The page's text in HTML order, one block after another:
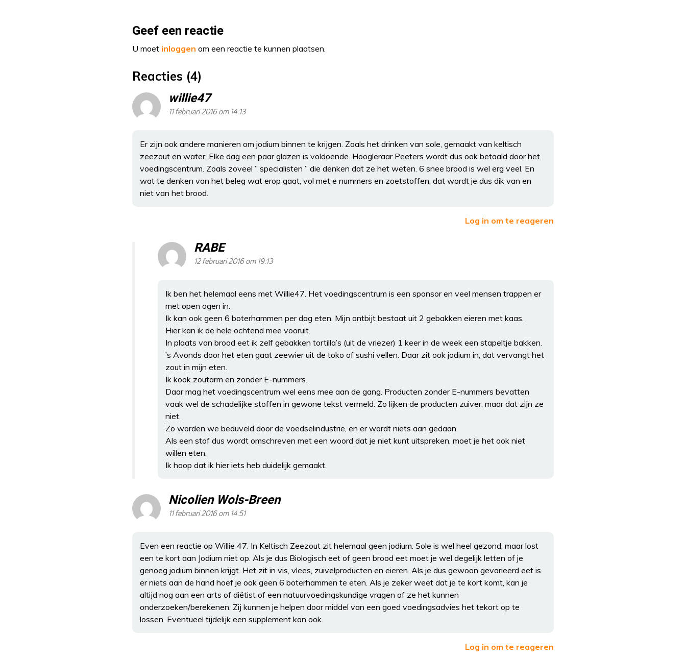
Geef een reactie
U moet inloggen om een reactie te kunnen plaatsen.
Reacties (4)
willie47
11 februari 2016 om 14:13
Er zijn ook andere manieren om jodium binnen te krijgen. Zoals het drinken van sole, gemaakt van keltisch
zeezout en water. Elke dag een paar glazen is voldoende. Hoogleraar Peeters wordt dus ook betaald door het
voedingscentrum. Zoals zoveel ” specialisten ” die denken dat ze het weten. 6 snee brood is wel erg veel. En
wat te denken van het beleg wat erop gaat, vol met e nummers en zoetstoffen, dat wordt je dus dik van en
niet van het brood.
Log in om te reageren
RABE
12 februari 2016 om 19:13
Ik ben het helemaal eens met Willie47. Het voedingscentrum is een sponsor en veel mensen trappen er
met open ogen in.
Ik kan ook geen 6 boterhammen per dag eten. Mijn ontbijt bestaat uit 2 gebakken eieren met kaas.
Hier kan ik de hele ochtend mee vooruit.
In plaats van brood eet ik zelf gebakken tortilla’s (uit de vriezer) 1 keer in de week een stapeltje bakken.
’s Avonds door het eten gaat zeewier uit de toko of sushi vellen. Daar zit ook jodium in, dat vervangt het
zout in mijn eten.
Ik kook zoutarm en zonder E-nummers.
Daar mag het voedingscentrum wel eens mee aan de gang. Producten zonder E-nummers bevatten
vaak wel de schadelijke stoffen in gewone tekst vermeld. Zo lijken de producten zuiver, maar dat zijn ze
niet.
Zo worden we beduveld door de voedselindustrie, en er wordt niets aan gedaan.
Als een stof dus wordt omschreven met een woord dat je niet kunt uitspreken, moet je het ook niet
willen eten.
Ik hoop dat ik hier iets heb duidelijk gemaakt.
Nicolien Wols-Breen
11 februari 2016 om 14:51
Even een reactie op Willie 47. In Keltisch Zeezout zit helemaal geen jodium. Sole is wel heel gezond, maar lost
een te kort aan Jodium niet op. Als je dus Biologisch eet of geen brood eet moet je wel degelijk letten of je
genoeg jodium binnen krijgt. Het zit in vis, vlees, zuivelproducten en eieren. Als je dus gewoon gevarieerd eet is
er niets aan de hand hoef je ook geen 6 boterhammen te eten. Als je zeker weet dat je te kort komt, kan je
altijd nog aan een arts of diëtist of een natuurvoedingskundige vragen of ze het kunnen
onderzoeken/berekenen. Zij kunnen je helpen door middel van een goed voedingsadvies het tekort op te
lossen. Eventueel tijdelijk een supplement kan ook.
Log in om te reageren